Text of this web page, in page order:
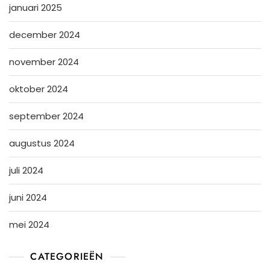
januari 2025
december 2024
november 2024
oktober 2024
september 2024
augustus 2024
juli 2024
juni 2024
mei 2024
CATEGORIEËN